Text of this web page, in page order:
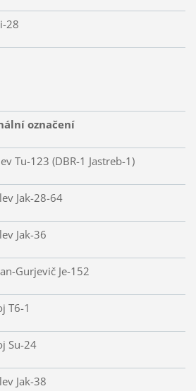
28
označení
Tu-123 (DBR-1 Jastreb-1)
Jak-28-64
Jak-36
Gurjevič Je-152
T6-1
Su-24
Jak-38